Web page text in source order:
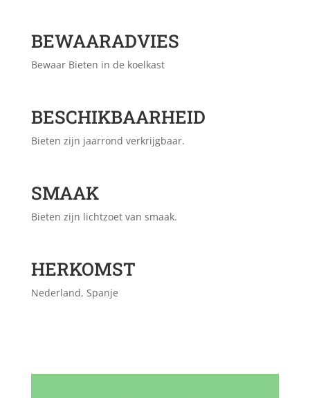
BEWAARADVIES
Bewaar Bieten in de koelkast
BESCHIKBAARHEID
Bieten zijn jaarrond verkrijgbaar.
SMAAK
Bieten zijn lichtzoet van smaak.
HERKOMST
Nederland, Spanje